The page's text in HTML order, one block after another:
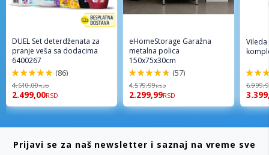
DUEL Set deterdženata za
pranje veša sa dodacima
6400267
98%
(86)
4.610,00RSD
2.499,00RSD
eHomeStorage Garažna
metalna polica
150x75x30cm
96%
(57)
4.579,99RSD
2.299,99RSD
92%
Prijavi se za naš newsletter i saznaj na vreme sve